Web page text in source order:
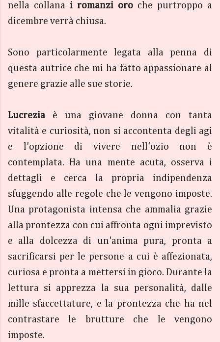
nella collana i romanzi oro che purtroppo a
dicembre verrà chiusa.
Sono particolarmente legata alla penna di
questa autrice che mi ha fatto appassionare al
genere grazie alle sue storie.
Lucrezia è una giovane donna con tanta
vitalità e curiosità, non si accontenta degli agi
e l'opzione di vivere nell'ozio non è
contemplata. Ha una mente acuta, osserva i
dettagli e cerca la propria indipendenza
sfuggendo alle regole che le vengono imposte.
Una protagonista intensa che ammalia grazie
alla prontezza con cui affronta ogni imprevisto
e alla dolcezza di un'anima pura, pronta a
sacrificarsi per le persone a cui è affezionata,
curiosa e pronta a mettersi in gioco. Durante la
lettura si apprezza la sua personalità, dalle
mille sfaccettature, e la prontezza che ha nel
contrastare le brutture che le vengono
imposte.